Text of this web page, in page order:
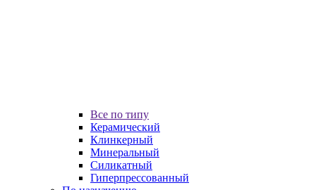
Все по типу
Керамический
Клинкерный
Минеральный
Силикатный
Гиперпрессованный